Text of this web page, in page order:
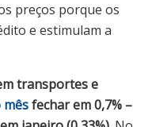
preços porque os
e estimulam a
transportes e
mêsfechar em 0,7% –